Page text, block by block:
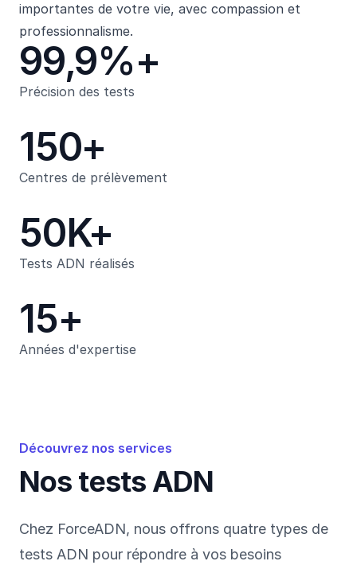
importantes de votre vie, avec compassion et
professionnalisme.
Précision des tests
99,9%+
Centres de prélèvement
150+
Tests ADN réalisés
50K+
Années d'expertise
15+
Découvrez nos services
Nos tests ADN
Chez ForceADN, nous offrons quatre types de
tests ADN pour répondre à vos besoins